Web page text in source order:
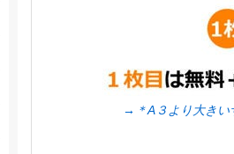
→＊A３より大きい